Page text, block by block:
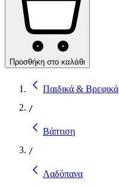
Προσθήκη στο καλάθι
Παιδικά & Βρεφικά
/
Βάπτιση
/
Λαδόπανα